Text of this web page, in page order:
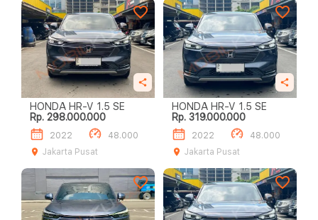
HONDA HR-V 1.5 SE
Rp. 298.000.000
2022
48.000
Jakarta Pusat
HONDA HR-V 1.5 SE
Rp. 319.000.000
2022
48.000
Jakarta Pusat